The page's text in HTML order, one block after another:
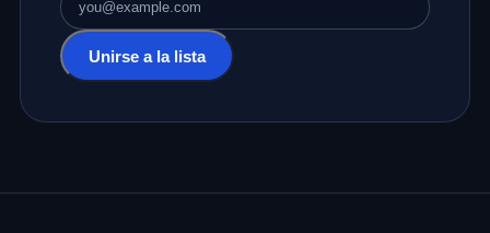
Dirección de correo electrónico
Unirse a la lista